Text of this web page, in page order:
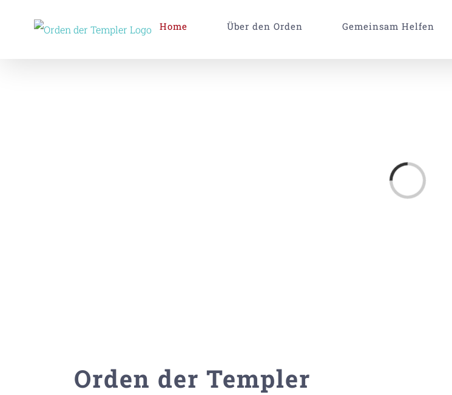
Home Über den Orden Gemeinsam Helfen
Laden...
Orden der Templer